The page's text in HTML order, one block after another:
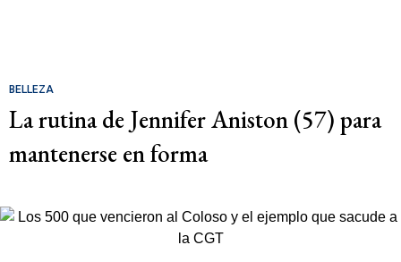
BELLEZA
La rutina de Jennifer Aniston (57) para
mantenerse en forma